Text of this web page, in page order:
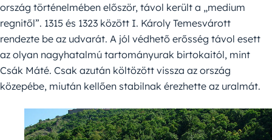
ország történelmében először, távol került a „medium
regnitől”. 1315 és 1323 között I. Károly Temesvárott
rendezte be az udvarát. A jól védhető erősség távol esett
az olyan nagyhatalmú tartományurak birtokaitól, mint
Csák Máté. Csak azután költözött vissza az ország
közepébe, miután kellően stabilnak érezhette az uralmát.